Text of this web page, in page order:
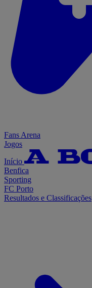
Fans Arena
Jogos
Início
Benfica
Sporting
FC Porto
Resultados e Classificações